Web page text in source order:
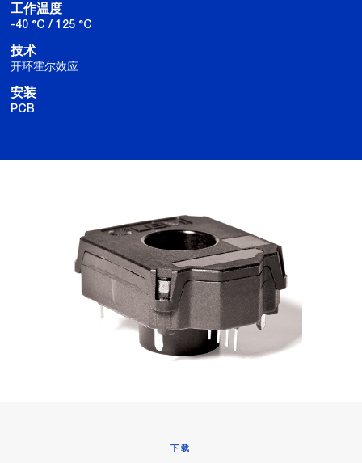
工作温度
-40 °C / 125 °C
技术
开环霍尔效应
安装
PCB
下载